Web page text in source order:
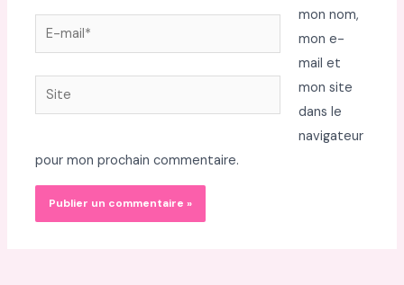
E-
mail*
Site
mon nom,
mon e-
mail et
mon site
dans le
navigateur
pour mon prochain commentaire.